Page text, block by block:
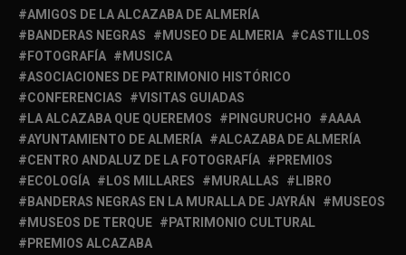
AMIGOS DE LA ALCAZABA DE ALMERÍA
BANDERAS NEGRAS
MUSEO DE ALMERIA
CASTILLOS
FOTOGRAFÍA
MUSICA
ASOCIACIONES DE PATRIMONIO HISTÓRICO
CONFERENCIAS
VISITAS GUIADAS
LA ALCAZABA QUE QUEREMOS
PINGURUCHO
AAAA
AYUNTAMIENTO DE ALMERÍA
ALCAZABA DE ALMERÍA
CENTRO ANDALUZ DE LA FOTOGRAFÍA
PREMIOS
ECOLOGÍA
LOS MILLARES MURALLAS
LIBRO
BANDERAS NEGRAS EN LA MURALLA DE JAYRÁN
MUSEOS
MUSEOS DE TERQUE
PATRIMONIO CULTURAL
PREMIOS ALCAZABA